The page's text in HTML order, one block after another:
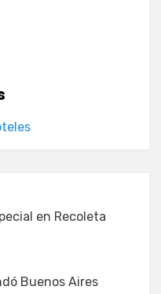
en Recoleta
Buenos Aires